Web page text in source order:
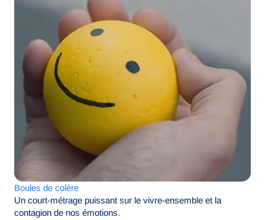
Boules de colère
Un court-métrage puissant sur le vivre-ensemble et la
contagion de nos émotions.